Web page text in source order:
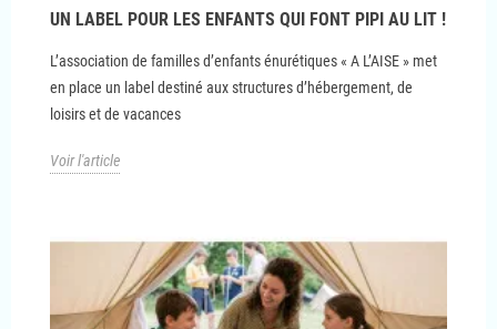
UN LABEL POUR LES ENFANTS QUI FONT PIPI AU LIT !
L’association de familles d’enfants énurétiques « A L’AISE » met
en place un label destiné aux structures d’hébergement, de
loisirs et de vacances
Voir l'article